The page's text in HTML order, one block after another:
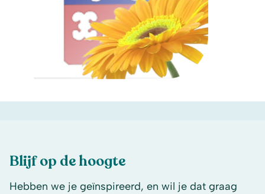
Blijf op de hoogte
Hebben we je geïnspireerd, en wil je dat graag